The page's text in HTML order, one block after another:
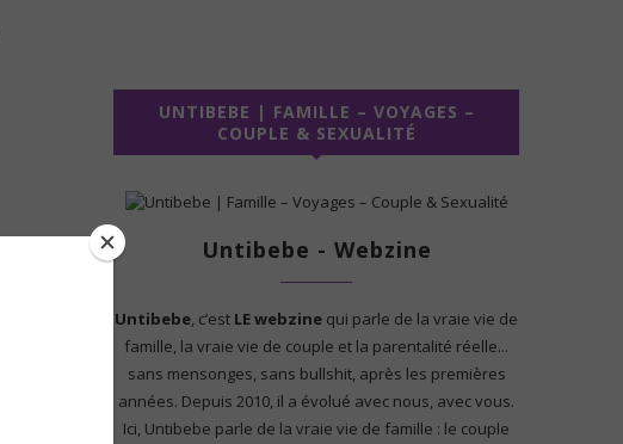
UNTIBEBE | FAMILLE – VOYAGES –
COUPLE & SEXUALITÉ
Untibebe - Webzine
Untibebe, c’est LE webzine qui parle de la vraie vie de
famille, la vraie vie de couple et la parentalité réelle...
sans mensonges, sans bullshit, après les premières
années. Depuis 2010, il a évolué avec nous, avec vous.
Ici, Untibebe parle de la vraie vie de famille : le couple